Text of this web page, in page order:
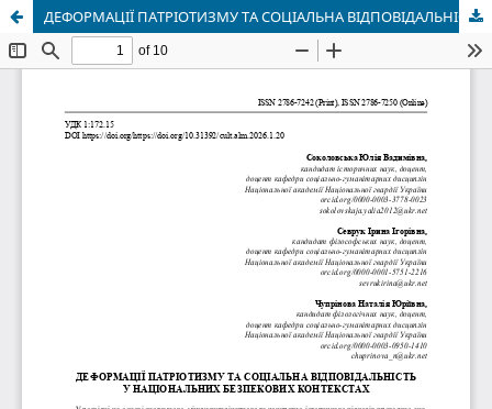
ДЕФОРМАЦІЇ ПАТРІОТИЗМУ ТА СОЦІАЛЬНА ВІДПОВІДАЛЬНІСТЬ У НАЦІОНАЛЬНИХ БЕЗПЕКОВИХ КОНТЕКСТАХ